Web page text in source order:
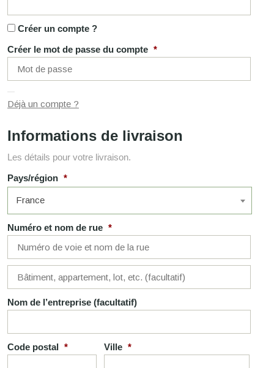
Créer un compte ?
Créer le mot de passe du compte *
Déjà un compte ?
Informations de livraison
Les détails pour votre livraison.
Pays/région *
France
Numéro et nom de rue *
Appartement,
suite,
unité,
Nom de l’entreprise (facultatif)
Code postal * Ville *
MON
COMPTE
mes
renouveler
commande,
suivre
gérer
mes
abonnements.